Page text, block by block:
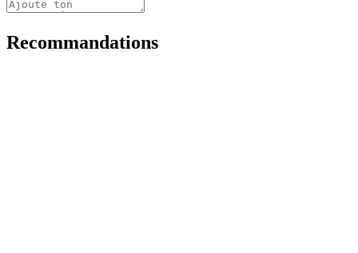
Recommandations